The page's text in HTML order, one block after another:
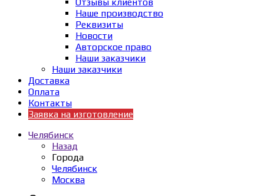
Наше производство
Реквизиты
Новости
Авторское право
Наши заказчики
Наши заказчики
Доставка
Оплата
Контакты
Заявка на изготовление
Челябинск
Назад
Города
Челябинск
Москва